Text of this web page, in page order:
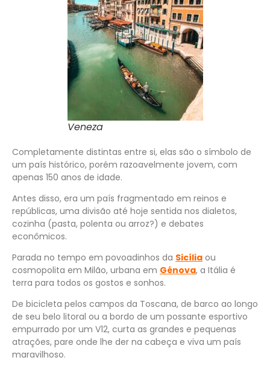
Veneza
Completamente distintas entre si, elas são o símbolo de
um país histórico, porém razoavelmente jovem, com
apenas 150 anos de idade.
Antes disso, era um país fragmentado em reinos e
repúblicas, uma divisão até hoje sentida nos dialetos,
cozinha (pasta, polenta ou arroz?) e debates
econômicos.
Parada no tempo em povoadinhos da Sicília ou
cosmopolita em Milão, urbana em Génova, a Itália é
terra para todos os gostos e sonhos.
De bicicleta pelos campos da Toscana, de barco ao longo
de seu belo litoral ou a bordo de um possante esportivo
empurrado por um V12, curta as grandes e pequenas
atrações, pare onde lhe der na cabeça e viva um país
maravilhoso.